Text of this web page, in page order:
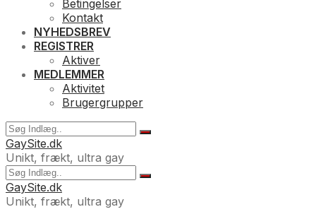
Betingelser
Kontakt
NYHEDSBREV
REGISTRER
Aktiver
MEDLEMMER
Aktivitet
Brugergrupper
GaySite.dk
Unikt, frækt, ultra gay
GaySite.dk
Unikt, frækt, ultra gay